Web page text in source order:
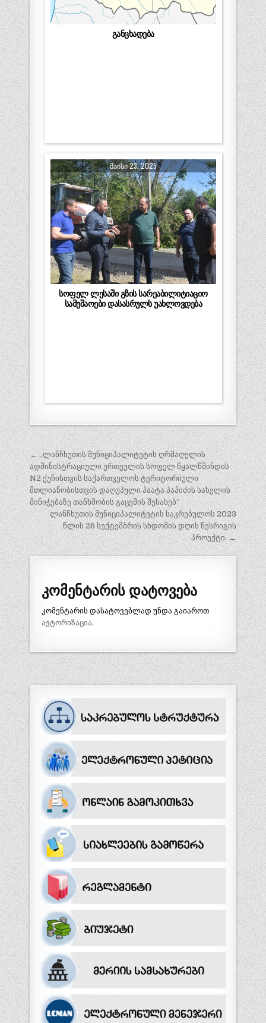
განცხადება
ᲛᲐᲘᲡᲘ 23, 2025
სოფელ ლესაში გზის სარეაბილიტიაციო
სამუშაოები დასასრულს უახლოვდება
პოსტის
ნავიგაცია
← ,,ლანჩხუთის მუნიციპალიტეტის ღრმაღელის
ადმინისტრაციული ერთეულის სოფელ წყალწმინდის
N2 ქუჩისთვის საქართველოს ტერიტორიული
მთლიანობისთვის დაღუპული პაატა პაპიძის სახელის
მინიჭებაზე თანხმობის გაცემის შესახებ”
ლანჩხუთის მუნიციპალიტეტის საკრებულოს 2023
წლის 26 სექტემბრის სხდომის დღის წესრიგის
პროექტი. →
კომენტარის დატოვება
კომენტარის დასატოვებლად უნდა გაიაროთ
ავტორიზაცია.